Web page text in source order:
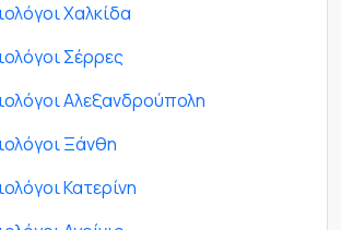
Χαλκίδα
Σέρρες
Αλεξανδρούπολη
Ξάνθη
Κατερίνη